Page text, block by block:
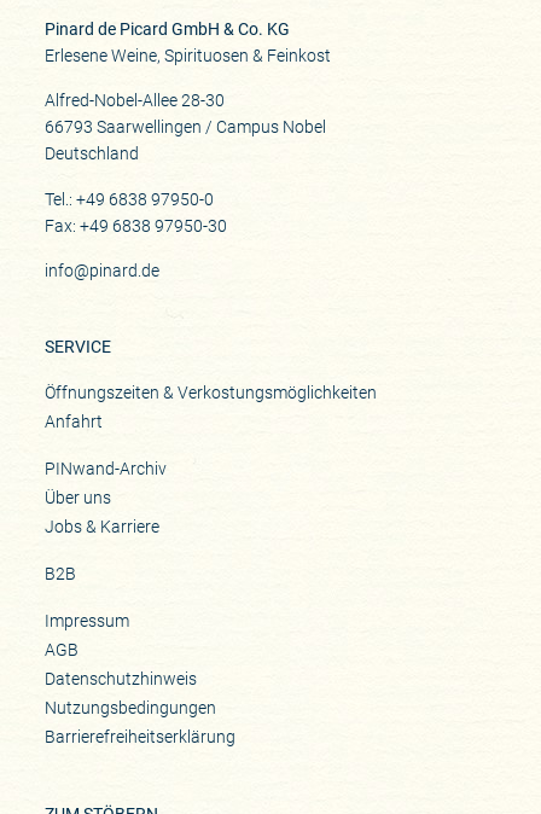
Pinard de Picard GmbH & Co. KG
Erlesene Weine, Spirituosen & Feinkost
Alfred-Nobel-Allee 28-30
66793 Saarwellingen / Campus Nobel
Deutschland
Tel.: +49 6838 97950-0
Fax: +49 6838 97950-30
info@pinard.de
SERVICE
Öffnungszeiten & Verkostungsmöglichkeiten
Anfahrt
PINwand-Archiv
Über uns
Jobs & Karriere
B2B
Impressum
AGB
Datenschutzhinweis
Nutzungsbedingungen
Barrierefreiheitserklärung